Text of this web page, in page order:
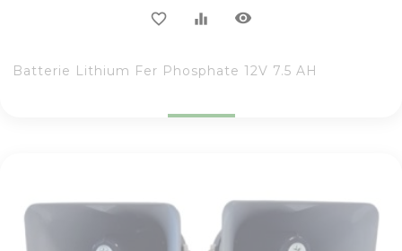
favorite_border equalizer visibility
Batterie Lithium Fer Phosphate 12V 7.5 AH